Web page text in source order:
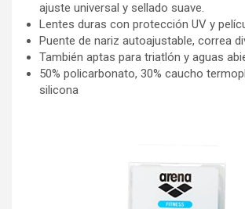
ajuste universal y sellado suave.
Lentes duras con protección UV y
Puente de nariz autoajustable, correa
También aptas para triatlón y aguas
50% policarbonato, 30% caucho
silicona